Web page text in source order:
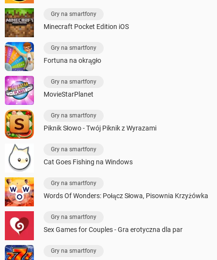
Gry na smartfony
Minecraft Pocket Edition iOS
Gry na smartfony
Fortuna na okrągło
Gry na smartfony
MovieStarPlanet
Gry na smartfony
Piknik Słowo - Twój Piknik z Wyrazami
Gry na smartfony
Cat Goes Fishing na Windows
Gry na smartfony
Words Of Wonders: Połącz Słowa, Pisownia Krzyżówka
Gry na smartfony
Sex Games for Couples - Gra erotyczna dla par
Gry na smartfony